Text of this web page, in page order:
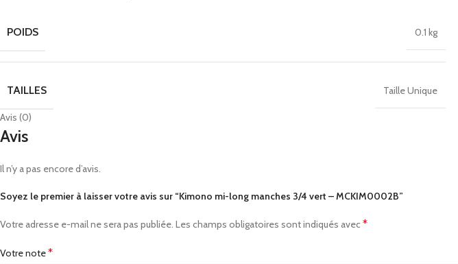
POIDS 0.1 kg
TAILLES Taille Unique
Avis (0)
Avis
Il n’y a pas encore d’avis.
Soyez le premier à laisser votre avis sur “Kimono mi-long manches 3/4 vert – MCKIM0002B”
Votre adresse e-mail ne sera pas publiée. Les champs obligatoires sont indiqués avec *
Votre note*